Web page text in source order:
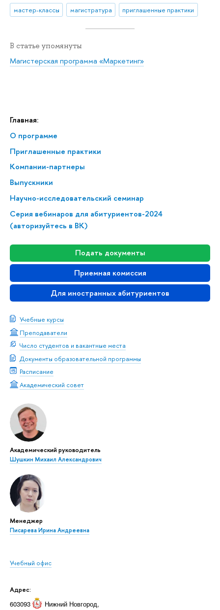
Главная:
О программе
Приглашенные практики
Компании-партнеры
Выпускники
Научно-исследовательский семинар
Серия вебинаров для абитуриентов-2024
(авторизуйтесь в ВК)
Подать документы
Приемная комиссия
Для иностранных абитуриентов
Учебные курсы
Преподаватели
Число студентов и вакантные места
Документы образовательной программы
Расписание
Академический совет
Академический руководитель
Шушкин Михаил Александрович
Менеджер
Писарева Ирина Андреевна
Учебный офис
Адрес:
603093 Нижний Новгород,
мастер-классы магистратура приглашенные практики
В статье упомянуты
Магистерская программа «Маркетинг»